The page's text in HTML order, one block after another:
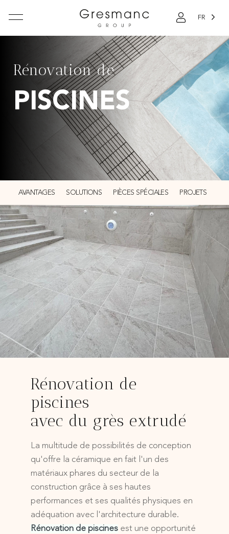
FR
Rénovation de
PISCINES
AVANTAGES SOLUTIONS PIÈCES SPÉCIALES PROJETS
Rénovation de
piscines
avec du grès extrudé
La multitude de possibilités de conception
qu'offre la céramique en fait l'un des
matériaux phares du secteur de la
construction grâce à ses hautes
performances et ses qualités physiques en
adéquation avec l'architecture durable.
Rénovation de piscines est une opportunité